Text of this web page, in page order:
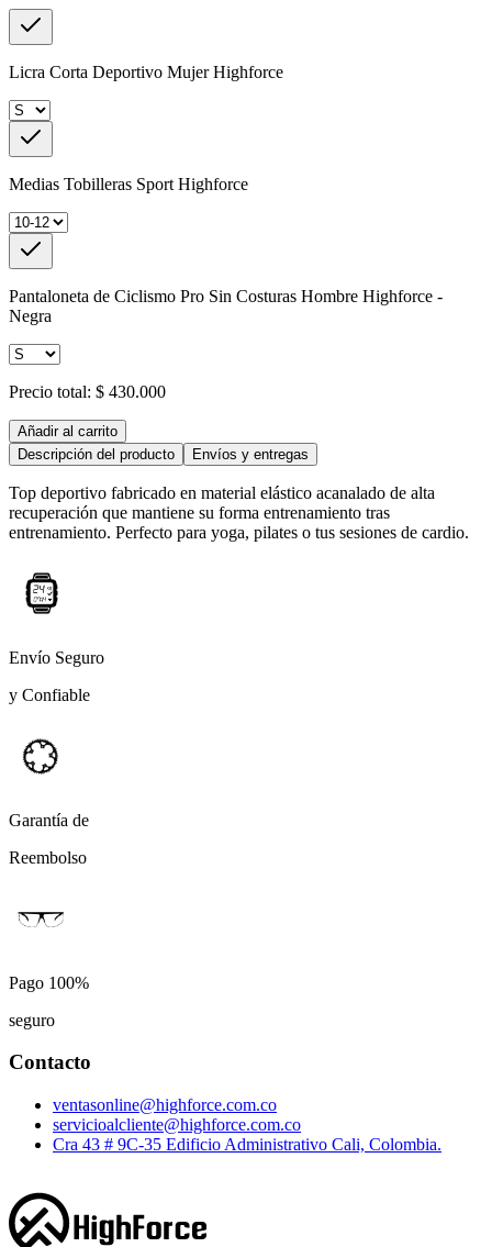
Licra Corta Deportivo Mujer Highforce
Medias Tobilleras Sport Highforce
Pantaloneta de Ciclismo Pro Sin Costuras Hombre Highforce -
Negra
Precio total: $ 430.000
Añadir al carrito
Descripción del producto
Envíos y entregas
Top deportivo fabricado en material elástico acanalado de alta
recuperación que mantiene su forma entrenamiento tras
entrenamiento. Perfecto para yoga, pilates o tus sesiones de cardio.
Envío Seguro
y Confiable
Garantía de
Reembolso
Pago 100%
seguro
Contacto
ventasonline@highforce.com.co
servicioalcliente@highforce.com.co
Cra 43 # 9C-35 Edificio Administrativo Cali, Colombia.